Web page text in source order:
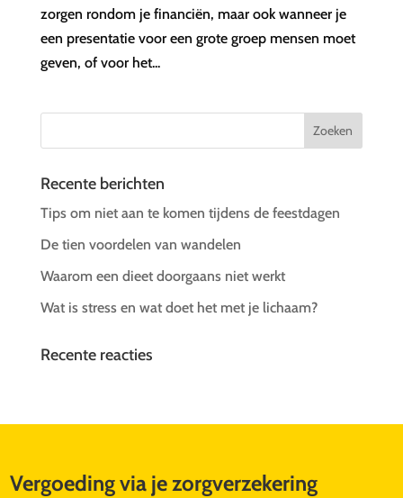
zorgen rondom je financiën, maar ook wanneer je
een presentatie voor een grote groep mensen moet
geven, of voor het...
Recente berichten
Tips om niet aan te komen tijdens de feestdagen
De tien voordelen van wandelen
Waarom een dieet doorgaans niet werkt
Wat is stress en wat doet het met je lichaam?
Recente reacties
Vergoeding via je zorgverzekering